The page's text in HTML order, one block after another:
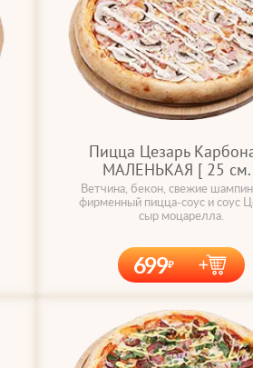
Пицца Цезарь
МАЛЕНЬКАЯ [ 25 cм.
Ветчина, бекон, свежие
фирменный пицца-соус и соус
сыр моцарелла.
699